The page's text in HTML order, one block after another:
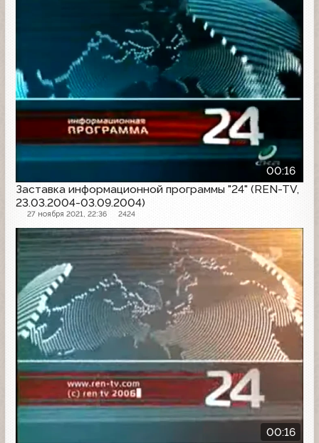
00:16
Заставка информационной программы "24" (REN-TV,
23.03.2004-03.09.2004)
27 ноября 2021, 22:36 2424
00:16
Заставка программы